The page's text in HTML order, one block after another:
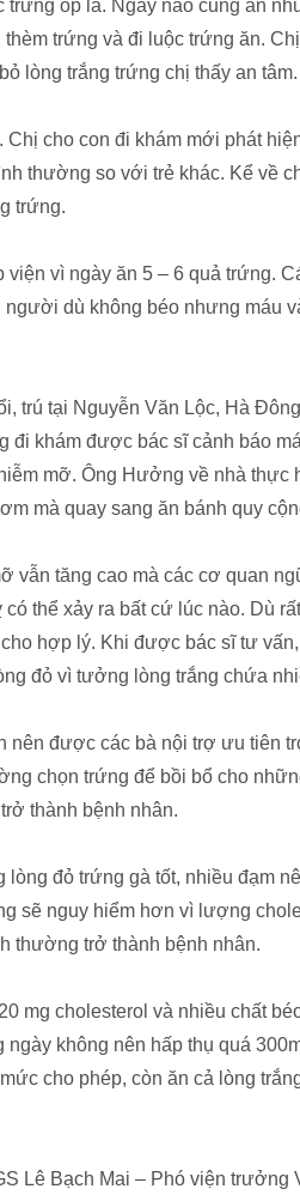
ốp la. Ngày nào cũng ăn
trứng và đi luộc trứng ăn.
lòng trắng trứng chị thấy an tâm.
cho con đi khám mới phát
thường so với trẻ khác. Kể về
trứng.
vì ngày ăn 5 – 6 quả trứng.
dù không béo nhưng máu
trú tại Nguyễn Văn Lộc, Hà
khám được bác sĩ cảnh báo
mỡ. Ông Hưởng về nhà thực
mà quay sang ăn bánh quy
vẫn tăng cao mà các cơ quan
thể xảy ra bất cứ lúc nào. Dù
hợp lý. Khi được bác sĩ tư
đỏ vì tưởng lòng trắng chứa
nên được các bà nội trợ ưu tiên
chọn trứng để bồi bổ cho
thành bệnh nhân.
đỏ trứng gà tốt, nhiều đạm
sẽ nguy hiểm hơn vì lượng
thường trở thành bệnh nhân.
mg cholesterol và nhiều chất
không nên hấp thụ quá
cho phép, còn ăn cả lòng
Lê Bạch Mai – Phó viện trưởng